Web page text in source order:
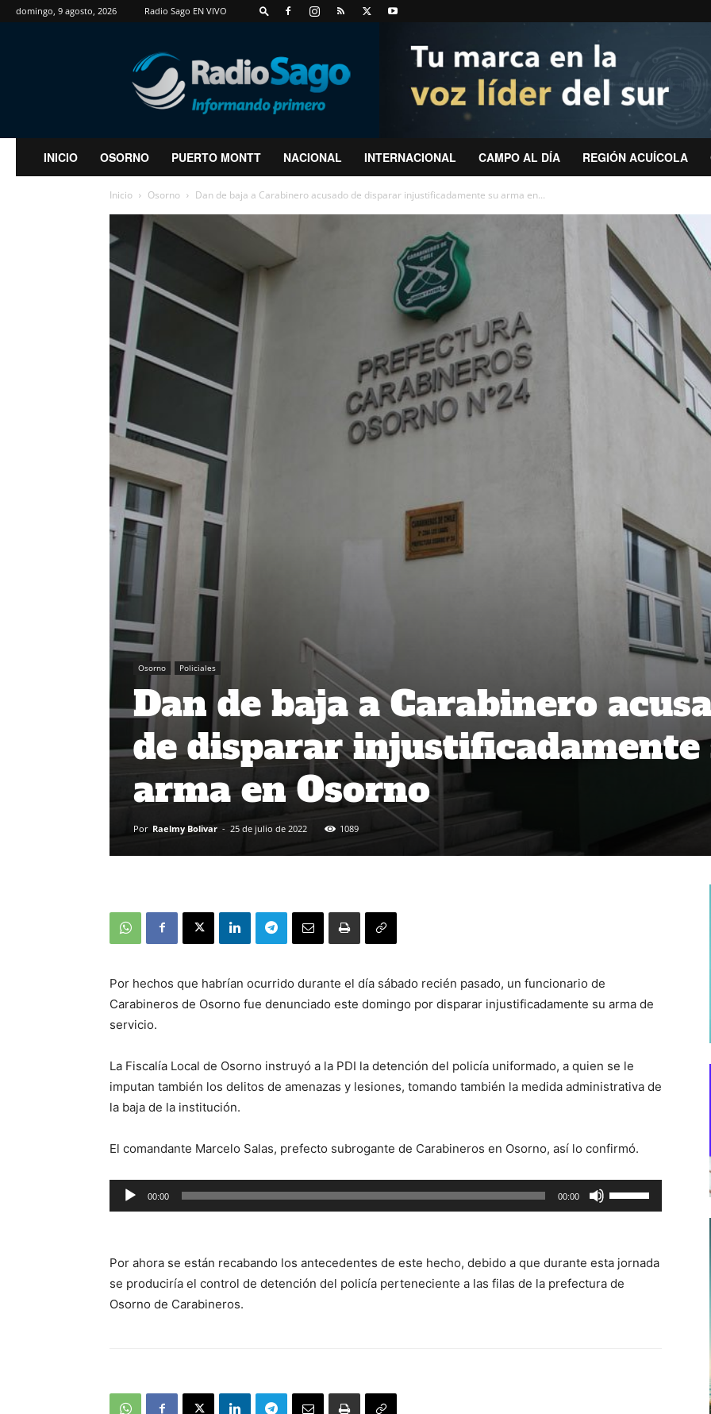
domingo, 9 agosto, 2026 Radio Sago EN VIVO
RadioSago
INICIO OSORNO PUERTO MONTT NACIONAL INTERNACIONAL CAMPO AL DÍA REGIÓN ACUÍCOLA
Inicio Osorno Dan de baja a Carabinero acusado de disparar injustificadamente su arma en...
Osorno Policiales
Dan de baja a Carabinero
de disparar injustificadamente
arma en Osorno
Por Raelmy Bolivar - 25 de julio de 2022 1089
Por hechos que habrían ocurrido durante el día sábado recién pasado, un funcionario de
Carabineros de Osorno fue denunciado este domingo por disparar injustificadamente su arma de
servicio.
La Fiscalía Local de Osorno instruyó a la PDI la detención del policía uniformado, a quien se le
imputan también los delitos de amenazas y lesiones, tomando también la medida administrativa de
la baja de la institución.
El comandante Marcelo Salas, prefecto subrogante de Carabineros en Osorno, así lo confirmó.
Reproductor
de
00:00 00:00
las
flecha
arriba/abajo
Por ahora se están recabando los antecedentes de este hecho, debido a que durante esta jornada
se produciría el control de detención del policía perteneciente a las filas de la prefectura de
Osorno de Carabineros.